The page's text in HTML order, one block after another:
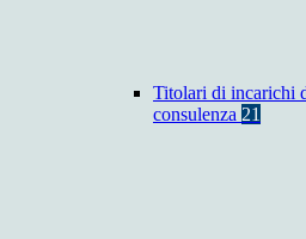
Titolari di incarichi
consulenza 21